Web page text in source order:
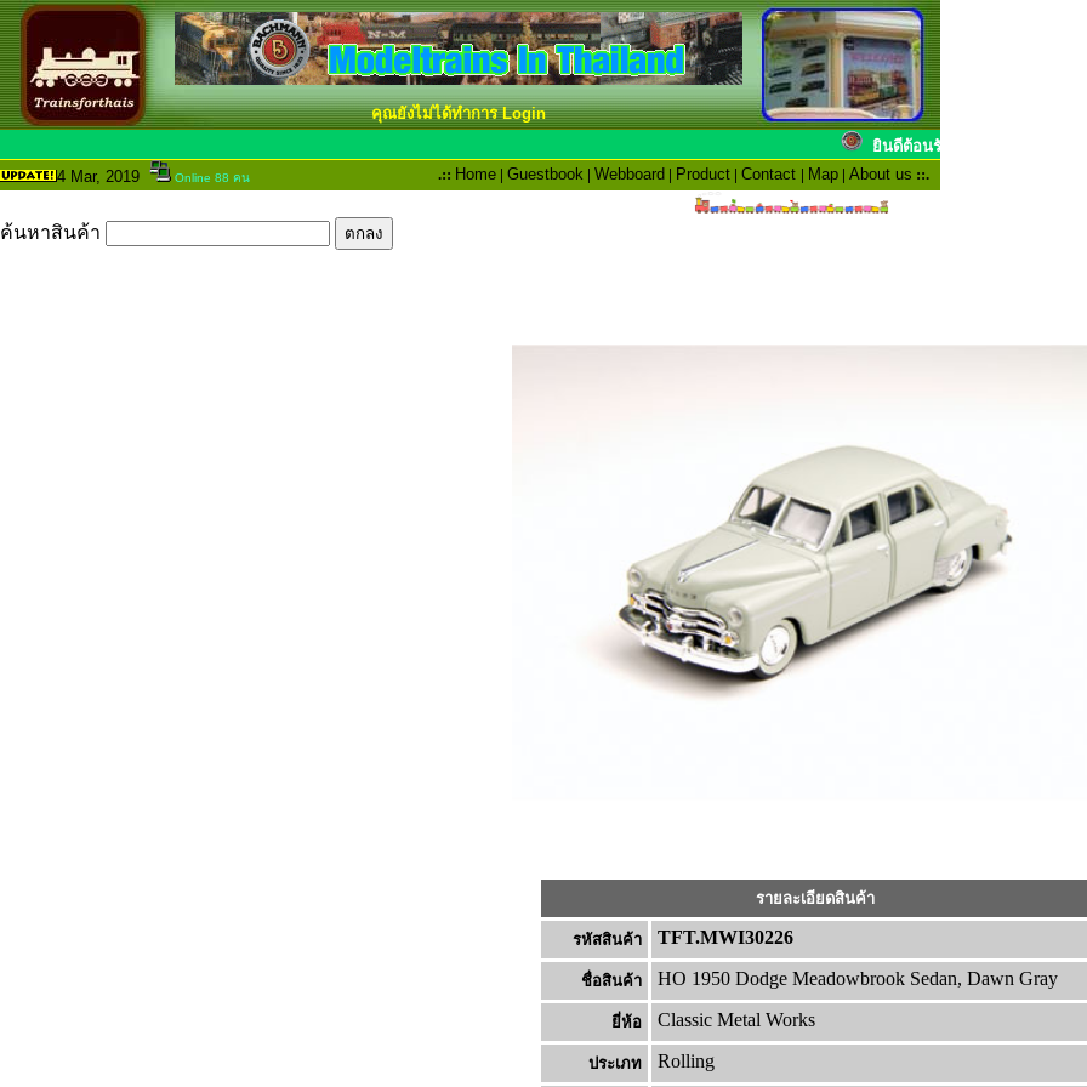
คุณยังไม่ได้ทำการ Login
ยินดีต้อนรับสมาชิก
4 Mar, 2019 Online 88 คน .:: Home | Guestbook | Webboard | Product | Contact | Map | About us ::.
ค้นหาสินค้า
รายละเอียดสินค้า
รหัสสินค้า TFT.MWI30226
ชื่อสินค้า HO 1950 Dodge Meadowbrook Sedan, Dawn Gray
ยี่ห้อ Classic Metal Works
ประเภท Rolling